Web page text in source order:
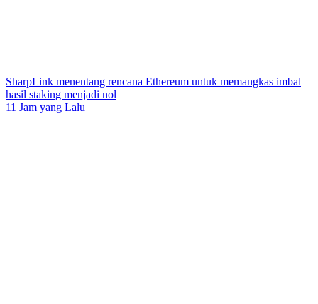
SharpLink menentang rencana Ethereum untuk memangkas imbal
hasil staking menjadi nol
11 Jam yang Lalu